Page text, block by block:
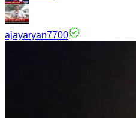
ajayaryan7700